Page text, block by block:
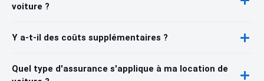
voiture ?
Y a-t-il des coûts supplémentaires ?
Quel type d'assurance s'applique à ma location de